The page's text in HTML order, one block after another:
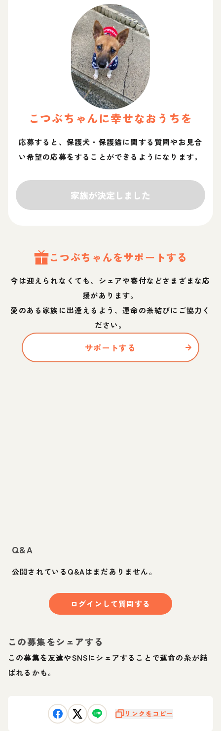
こつぶちゃんに幸せなおうちを
応募すると、保護犬・保護猫に関する質問やお見合
い希望の応募をすることができるようになります。
家族が決定しました
こつぶちゃんをサポートする
今は迎えられなくても、シェアや寄付などさまざまな応
援があります。
愛のある家族に出逢えるよう、運命の糸結びにご協力く
ださい。
サポートする
Q&A
公開されているQ&Aはまだありません。
ログインして質問する
この募集をシェアする
この募集を友達やSNSにシェアすることで運命の糸が結
ばれるかも。
リンクをコピー